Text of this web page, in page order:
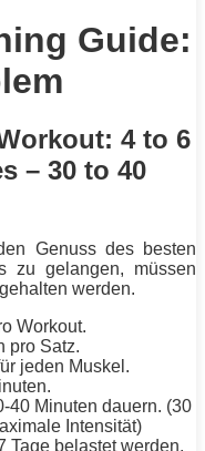
Guide:
4 to 6
– 30 to 40
Genuss des besten
zu gelangen, müssen
werden.
Workout.
pro Satz.
jeden Muskel.
40 Minuten dauern. (30
Intensität)
Tage belastet werden.